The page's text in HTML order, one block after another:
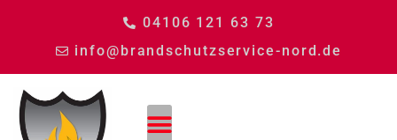
04106 121 63 73
info@brandschutzservice-nord.de